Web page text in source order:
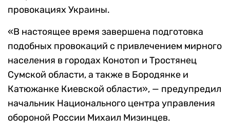
провокациях Украины.
«В настоящее время завершена подготовка
подобных провокаций с привлечением мирного
населения в городах Конотоп и Тростянец
Сумской области, а также в Бородянке и
Катюжанке Киевской области», — предупредил
начальник Национального центра управления
обороной России Михаил Мизинцев.